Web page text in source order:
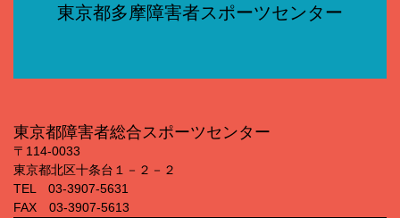
東京都多摩障害者スポーツセンター
東京都障害者総合スポーツセンター
〒114‐0033
東京都北区十条台１－２－２
TEL 03‐3907‐5631
FAX 03‐3907‐5613